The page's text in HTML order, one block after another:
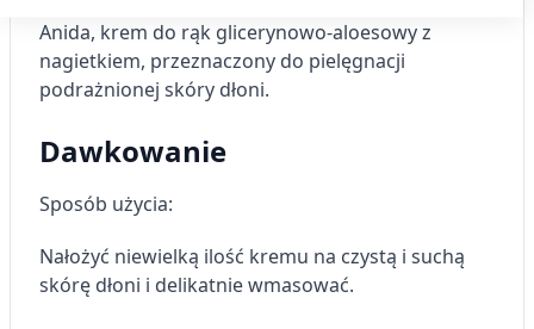
Anida, krem do rąk glicerynowo-aloesowy z
nagietkiem, przeznaczony do pielęgnacji
podrażnionej skóry dłoni.
Dawkowanie
Sposób użycia:
Nałożyć niewielką ilość kremu na czystą i suchą
skórę dłoni i delikatnie wmasować.
Cele przetwarzania IAB:
Przechowywanie informacji na urządzeniu
lub dostęp do nich
Wykorzystywanie ograniczonych danych do
wyboru reklam
Tworzenie profili w celu
Wykorzystanie profili do wyboru
spersonalizowanych reklam